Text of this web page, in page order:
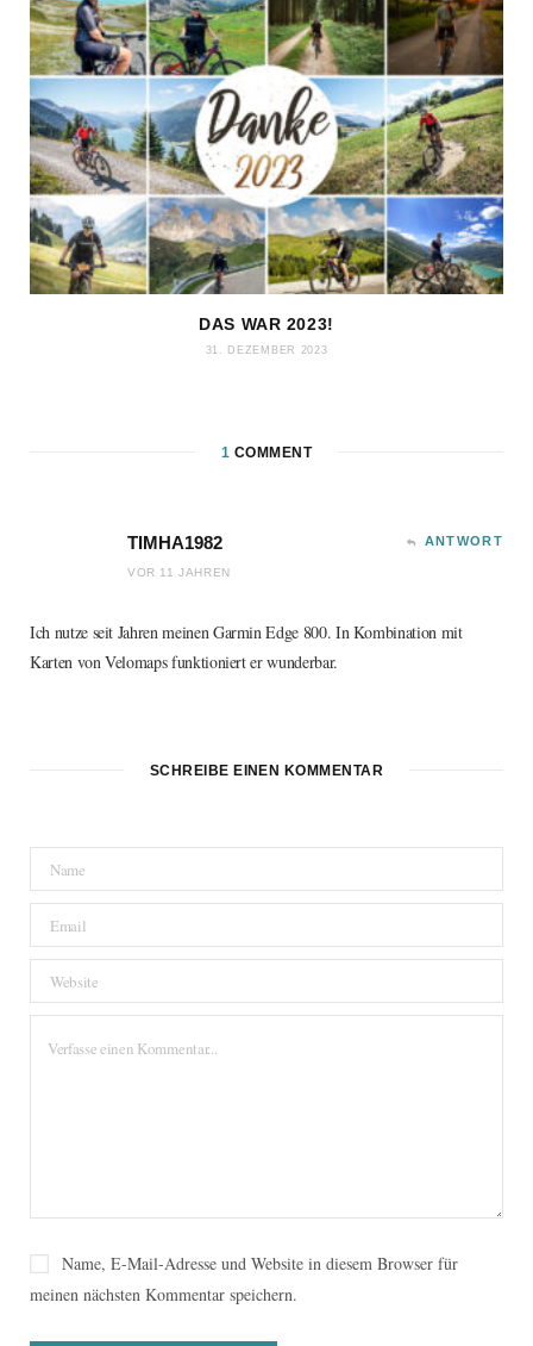
DAS WAR 2023!
31. DEZEMBER 2023
1 COMMENT
TIMHA1982
VOR 11 JAHREN
ANTWORT
Ich nutze seit Jahren meinen Garmin Edge 800. In Kombination mit
Karten von Velomaps funktioniert er wunderbar.
SCHREIBE EINEN KOMMENTAR
Name, E-Mail-Adresse und Website in diesem Browser für
meinen nächsten Kommentar speichern.